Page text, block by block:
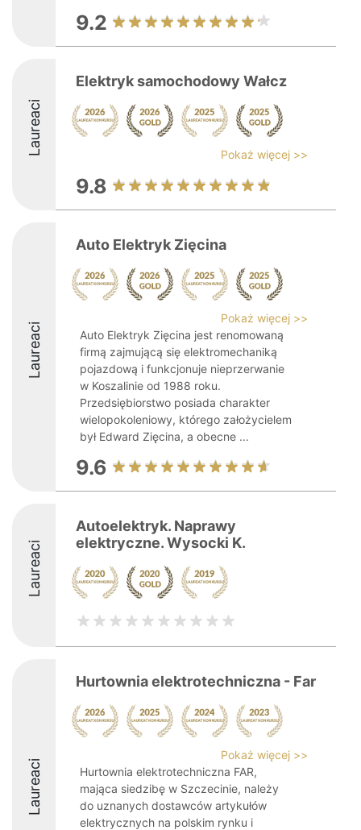
9.2
Laureaci
Elektryk samochodowy Wałcz
Pokaż więcej >>
9.8
Laureaci
Auto Elektryk Zięcina
Pokaż więcej >>
Auto Elektryk Zięcina jest renomowaną
firmą zajmującą się elektromechaniką
pojazdową i funkcjonuje nieprzerwanie
w Koszalinie od 1988 roku.
Przedsiębiorstwo posiada charakter
wielopokoleniowy, którego założycielem
był Edward Zięcina, a obecne ...
9.6
Laureaci
Autoelektryk. Naprawy
elektryczne. Wysocki K.
Laureaci
Hurtownia elektrotechniczna - Far
Pokaż więcej >>
Hurtownia elektrotechniczna FAR,
mająca siedzibę w Szczecinie, należy
do uznanych dostawców artykułów
elektrycznych na polskim rynku i